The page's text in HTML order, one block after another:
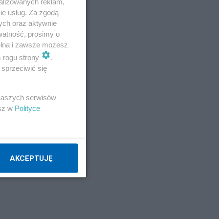
usług. Za zgodą
oraz aktywnie
prosimy o
i zawsze możesz
rogu strony
.
się
serwisów
w Polityce
AKCEPTUJĘ